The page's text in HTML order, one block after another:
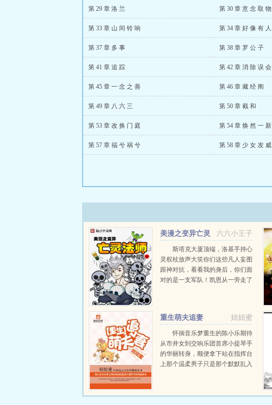
第 29 章 洛 兰 第 30 章 意 念 取 物
第 33 章 山 间 铃 响 第 34 章 好 像 有 人
第 37 章 多 事 第 38 章 罗 公 子
第 41 章 追 踪 第 42 章 消 除 误 会
第 45 章 一 念 之 善 第 46 章 藏 经 阁
第 49 章 八 六 三 第 50 章 截 和
第 53 章 改 换 门 庭 第 54 章 焕 然 一 新
第 57 章 福 兮 祸 兮 第 58 章 少 女 发 威
六六小王子
美漫之变异亡灵
法师斯塔克大厦顶端，洛基手持心
灵权杖放声大笑你们这些凡人妄图
跟神对抗，看看我的身后，你们面
对的是一支军队！凯恩从一旁走了
略者的专利...
妞妞蜜
重生萌夫追妻
怀揣音乐梦重生的陈小乐期待
从市井女到交响乐团首席小提琴手
的华丽转身，顺便拿下站在指挥台
上那个温柔男子只是那个默默乱入
乐！你是乐意乐意还是乐意